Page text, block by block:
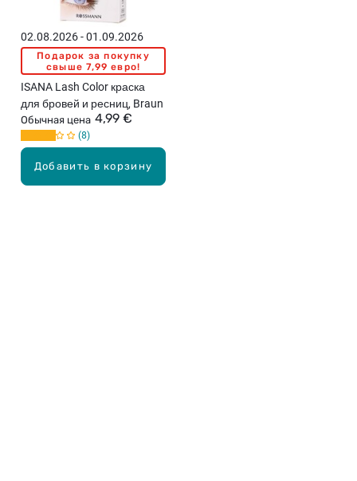
Добавить в корзину
02.08.2026 - 01.09.2026
Подарок за покупку
свыше 7,99 евро!
ISANA Lash Color краска
для бровей и ресниц, Braun
Обычная цена 4,99 €
8